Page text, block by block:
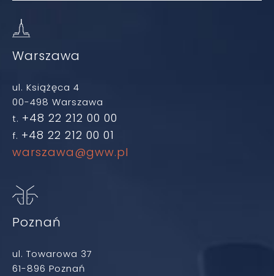
Warszawa
ul. Książęca 4
00-498 Warszawa
t. +48 22 212 00 00
f. +48 22 212 00 01
warszawa@gww.pl
Poznań
ul. Towarowa 37
61-896 Poznań